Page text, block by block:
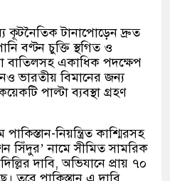
কূটনৈতিক টানাপোড়েন দ্রুত
বণ্টন চুক্তি স্থগিত ও
বাতিলসহ একাধিক পদক্ষেপ
ভারতীয় বিমানের জন্য
পাল্টা ব্যবস্থা গ্রহণ
নিয়ন্ত্রিত কাশ্মিরসহ
সিঁদুর’ নামে সীমিত সামরিক
দাবি, অভিযানে প্রায় ৭০